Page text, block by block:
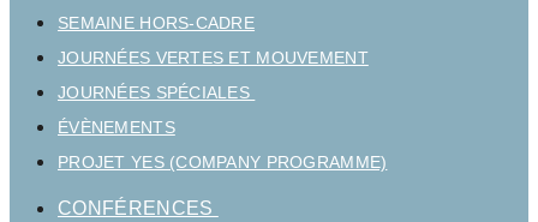
SEMAINE HORS-CADRE
JOURNÉES VERTES ET MOUVEMENT
JOURNÉES SPÉCIALES
ÉVÈNEMENTS
PROJET YES (COMPANY PROGRAMME)
CONFÉRENCES